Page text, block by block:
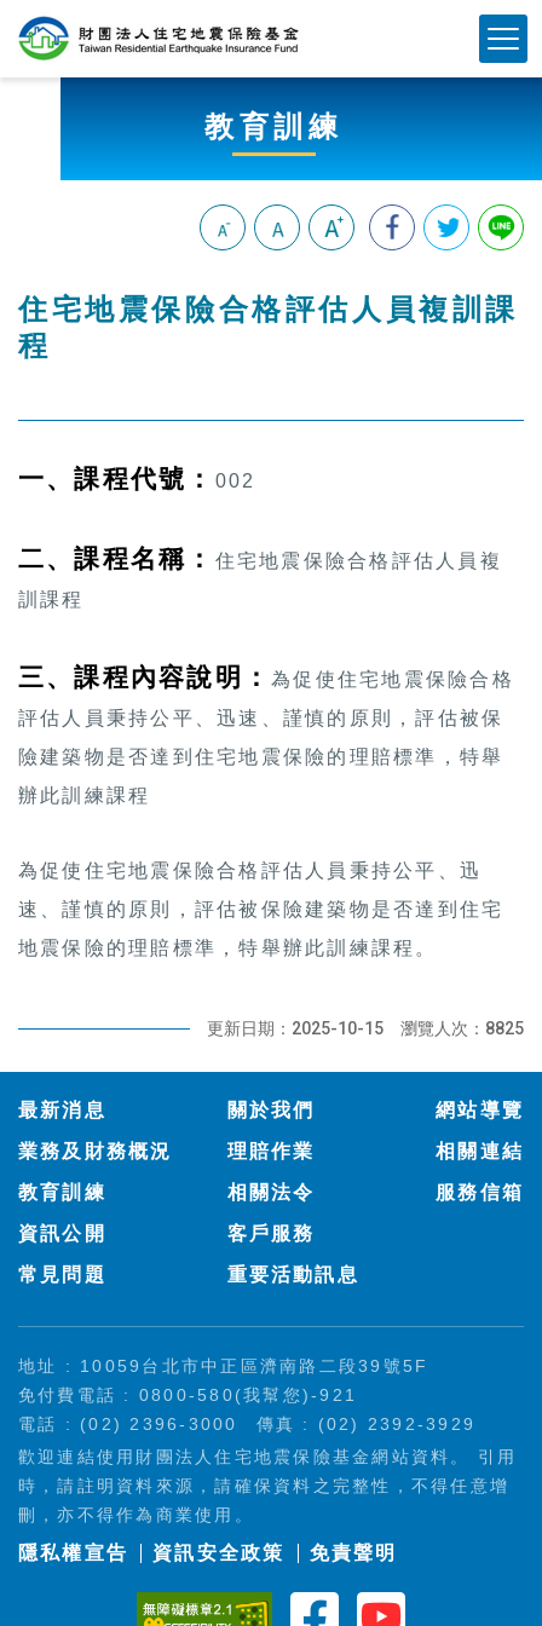
教育訓練
住宅地震保險合格評估人員複訓課
程
一、課程代號： 002
二、課程名稱：
住宅地震保險合格評估人員複
訓課程
三、課程內容說明：為促使住宅地震保險合格
評估人員秉持公平、迅速、謹慎的原則，評估被保
險建築物是否達到住宅地震保險的理賠標準，特舉
辦此訓練課程
為促使住宅地震保險合格評估人員秉持公平、迅
速、謹慎的原則，評估被保險建築物是否達到住宅
地震保險的理賠標準，特舉辦此訓練課程。
更新日期：2025-10-15 瀏覽人次：8825
最新消息
關於我們
業務及財務概況
理賠作業
教育訓練
相關法令
資訊公開
客戶服務
常見問題
重要活動訊息
網站導覽
相關連結
服務信箱
地址 : 10059台北市中正區濟南路二段39號5F
免付費電話 : 0800-580(我幫您)-921
電話 : (02) 2396-3000
傳真 : (02) 2392-3929
歡迎連結使用財團法人住宅地震保險基金網站資料。 引用
時，請註明資料來源，請確保資料之完整性，不得任意增
刪，亦不得作為商業使用。
隱私權宣告 資訊安全政策 免責聲明